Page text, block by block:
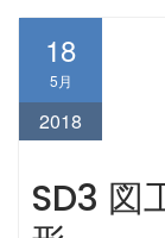
18
5月
2018
SD3 図